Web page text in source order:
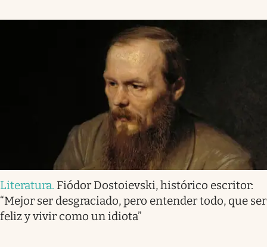
Literatura. Fiódor Dostoievski, histórico escritor:
“Mejor ser desgraciado, pero entender todo, que ser
feliz y vivir como un idiota”